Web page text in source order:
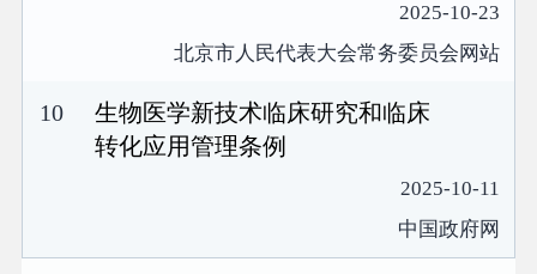
2025-10-23
北京市人民代表大会常务委员会网站
10
生物医学新技术临床研究和临床
转化应用管理条例
2025-10-11
中国政府网